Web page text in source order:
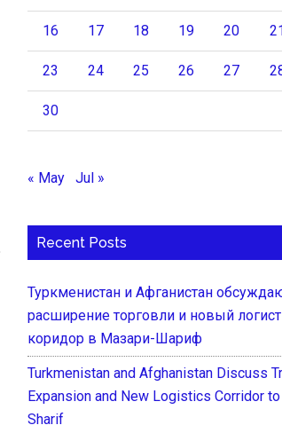
16 17 18 19 20
23 24 25 26 27
30
« May Jul »
Recent Posts
Туркменистан и Афганистан
расширение торговли и новый
коридор в Мазари-Шариф
Turkmenistan and Afghanistan Discuss
Expansion and New Logistics Corridor
Sharif